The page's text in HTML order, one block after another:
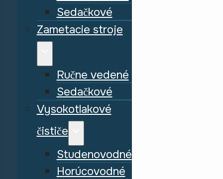
Sedačkové
Zametacie stroje
Ručne vedené
Sedačkové
Vysokotlakové
čističe
Studenovodné
Horúcovodné